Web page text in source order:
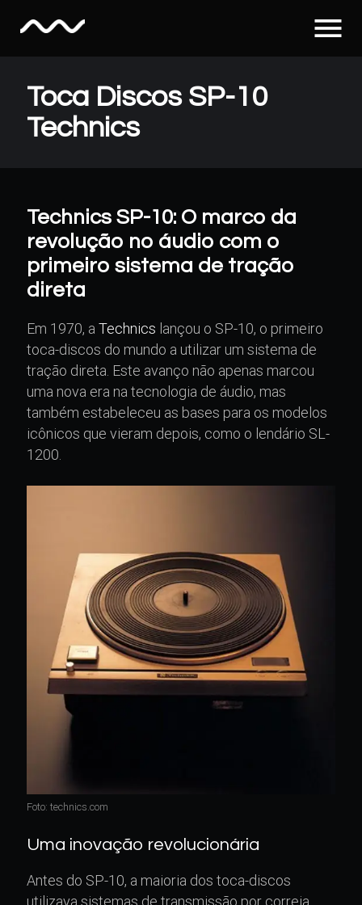
menu
Toca Discos SP-10
Technics
Technics SP-10: O marco da
revolução no áudio com o
primeiro sistema de tração
direta
Em 1970, a Technics lançou o SP-10, o primeiro
toca-discos do mundo a utilizar um sistema de
tração direta. Este avanço não apenas marcou
uma nova era na tecnologia de áudio, mas
também estabeleceu as bases para os modelos
icônicos que vieram depois, como o lendário SL-
1200.
Foto: technics.com
Uma inovação revolucionária
Antes do SP-10, a maioria dos toca-discos